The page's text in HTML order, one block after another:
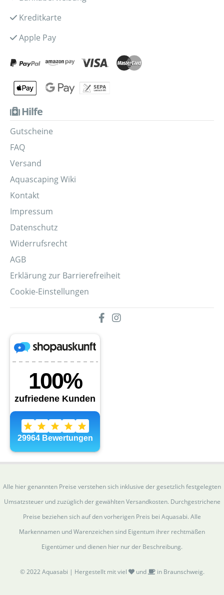
Kreditkarte
Apple Pay
Hilfe
Gutscheine
FAQ
Versand
Aquascaping Wiki
Kontakt
Impressum
Datenschutz
Widerrufsrecht
AGB
Erklärung zur Barrierefreiheit
Cookie-Einstellungen
Alle hier genannten Preise verstehen sich inklusive der gesetzlich festgelegten
Umsatzsteuer und zuzüglich der gewählten Versandkosten. Durchgestrichene
Preise beziehen sich auf den vorherigen Preis bei Aquasabi. Alle
Markennamen und Warenzeichen sind Eigentum ihrer rechtmäßen
Eigentümer und dienen hier nur der Beschreibung.
© 2022 Aquasabi | Hergestellt mit viel und in Braunschweig.